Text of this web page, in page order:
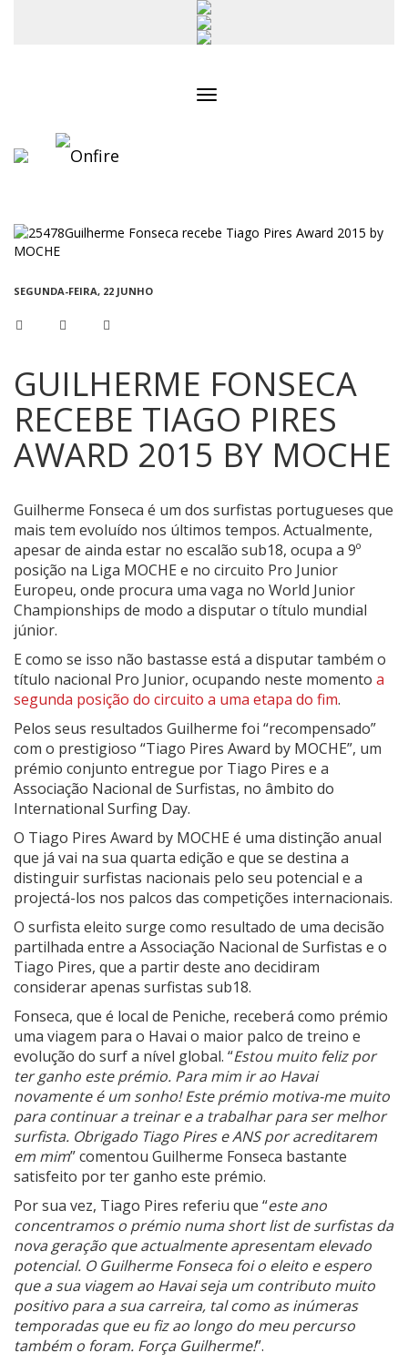
SEGUNDA-FEIRA, 22 JUNHO
GUILHERME FONSECA
RECEBE TIAGO PIRES
AWARD 2015 BY MOCHE
Guilherme Fonseca é um dos surfistas portugueses que
mais tem evoluído nos últimos tempos. Actualmente,
apesar de ainda estar no escalão sub18, ocupa a 9º
posição na Liga MOCHE e no circuito Pro Junior
Europeu, onde procura uma vaga no World Junior
Championships de modo a disputar o título mundial
júnior.
E como se isso não bastasse está a disputar também o
título nacional Pro Junior, ocupando neste momento a
segunda posição do circuito a uma etapa do fim.
Pelos seus resultados Guilherme foi “recompensado”
com o prestigioso “Tiago Pires Award by MOCHE”, um
prémio conjunto entregue por Tiago Pires e a
Associação Nacional de Surfistas, no âmbito do
International Surfing Day.
O Tiago Pires Award by MOCHE é uma distinção anual
que já vai na sua quarta edição e que se destina a
distinguir surfistas nacionais pelo seu potencial e a
projectá-los nos palcos das competições internacionais.
O surfista eleito surge como resultado de uma decisão
partilhada entre a Associação Nacional de Surfistas e o
Tiago Pires, que a partir deste ano decidiram
considerar apenas surfistas sub18.
Fonseca, que é local de Peniche, receberá como prémio
uma viagem para o Havai o maior palco de treino e
evolução do surf a nível global. “Estou muito feliz por
ter ganho este prémio. Para mim ir ao Havai
novamente é um sonho! Este prémio motiva-me muito
para continuar a treinar e a trabalhar para ser melhor
surfista. Obrigado Tiago Pires e ANS por acreditarem
em mim” comentou Guilherme Fonseca bastante
satisfeito por ter ganho este prémio.
Por sua vez, Tiago Pires referiu que “este ano
concentramos o prémio numa short list de surfistas da
nova geração que actualmente apresentam elevado
potencial. O Guilherme Fonseca foi o eleito e espero
que a sua viagem ao Havai seja um contributo muito
positivo para a sua carreira, tal como as inúmeras
temporadas que eu fiz ao longo do meu percurso
também o foram. Força Guilherme!”.